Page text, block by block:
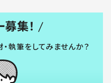
集！
執筆をしてみませんか？